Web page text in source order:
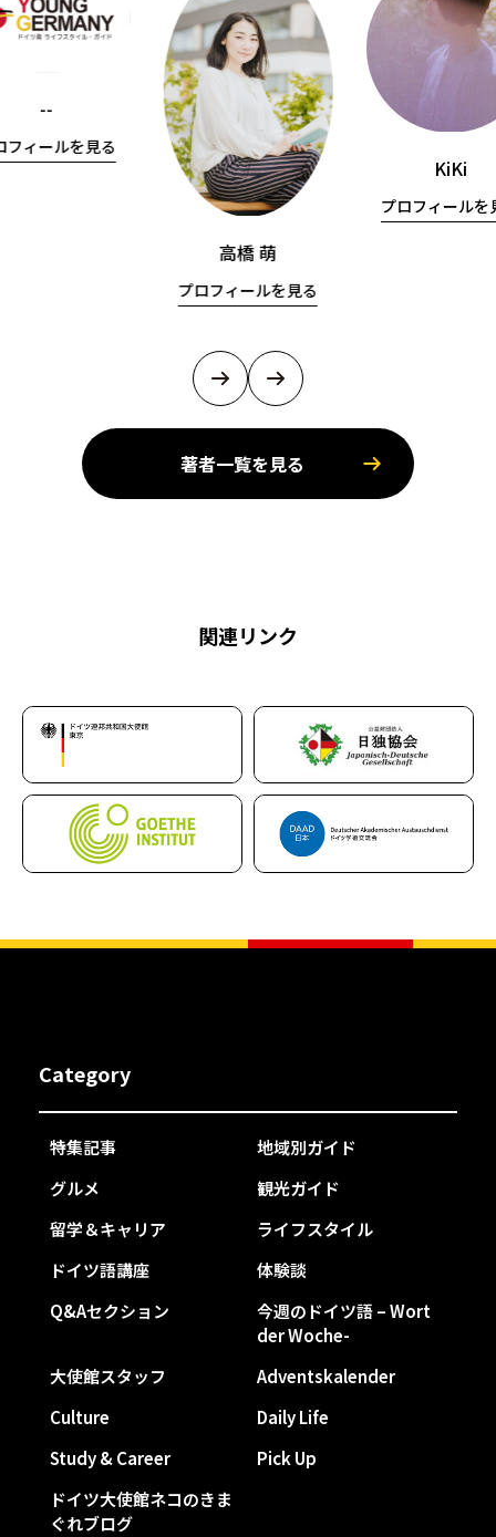
--
フィールを見る
高橋 萌
プロフィールを見る
KiKi
プロフィールを
著者一覧を見る
関連リンク
Category
特集記事
地域別ガイド
グルメ
観光ガイド
留学＆キャリア
ライフスタイル
ドイツ語講座
体験談
Q&Aセクション
今週のドイツ語 – Wort
der Woche-
大使館スタッフ
Adventskalender
Culture
Daily Life
Study & Career
Pick Up
ドイツ大使館ネコのきま
ぐれブログ